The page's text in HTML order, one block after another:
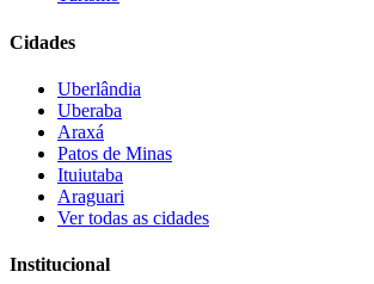
Cidades
Uberlândia
Uberaba
Araxá
Patos de Minas
Ituiutaba
Araguari
Ver todas as cidades
Institucional